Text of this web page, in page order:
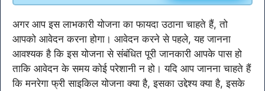
अगर आप इस लाभकारी योजना का फायदा उठाना चाहते हैं, तो
आपको आवेदन करना होगा। आवेदन करने से पहले, यह जानना
आवश्यक है कि इस योजना से संबंधित पूरी जानकारी आपके पास हो
ताकि आवेदन के समय कोई परेशानी न हो। यदि आप जानना चाहते हैं
कि मनरेगा फ्री साइकिल योजना क्या है, इसका उद्देश्य क्या है, इसके